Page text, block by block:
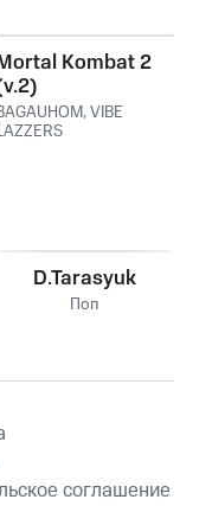
Kombat 2
,VIBE
D.Tarasyuk
Поп
соглашение